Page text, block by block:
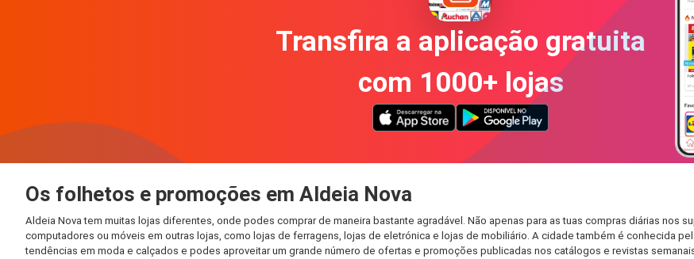
Transfira a aplicação gratuita
com 1000+ lojas
Os folhetos e promoções em Aldeia Nova
Aldeia Nova tem muitas lojas diferentes, onde podes comprar de maneira bastante agradável. Não apenas para as tuas compras diárias nos
computadores ou móveis em outras lojas, como lojas de ferragens, lojas de eletrónica e lojas de mobiliário. A cidade também é conhecida
tendências em moda e calçados e podes aproveitar um grande número de ofertas e promoções publicadas nos catálogos e revistas